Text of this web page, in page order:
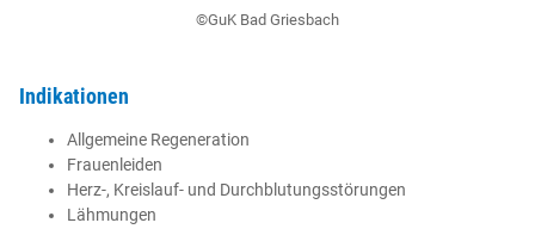
©GuK Bad Griesbach
Indikationen
Allgemeine Regeneration
Frauenleiden
Herz-, Kreislauf- und Durchblutungsstörungen
Lähmungen